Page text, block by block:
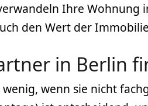
Ihre Wohnung
den Wert der
in Berlin
wenn sie nicht